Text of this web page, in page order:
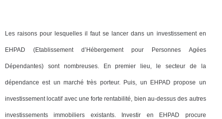
Les raisons pour lesquelles il faut se lancer dans un investissement en
EHPAD (Etablissement d’Hébergement pour Personnes Agées
Dépendantes) sont nombreuses. En premier lieu, le secteur de la
dépendance est un marché très porteur. Puis, un EHPAD propose un
investissement locatif avec une forte rentabilité, bien au-dessus des autres
investissements immobiliers existants. Investir en EHPAD procure